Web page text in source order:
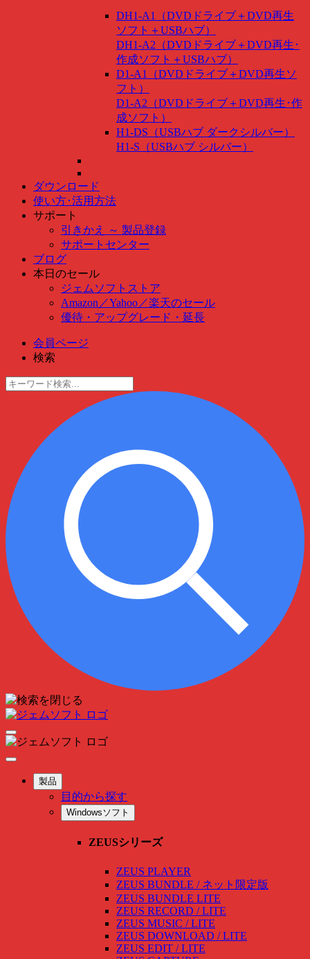
DH1-A1（DVDドライブ＋DVD再生
ソフト＋USBハブ）
DH1-A2（DVDドライブ＋DVD再生･
作成ソフト＋USBハブ）
D1-A1（DVDドライブ＋DVD再生ソ
フト）
D1-A2（DVDドライブ＋DVD再生･作
成ソフト）
H1-DS（USBハブ ダークシルバー）
H1-S（USBハブ シルバー）
ダウンロード
使い方･活用方法
サポート
引きかえ ～ 製品登録
サポートセンター
ブログ
本日のセール
ジェムソフトストア
Amazon ／Yahoo ／楽天のセール
優待・アップグレード・延長
会員ページ
検索
製品
目的から探す
Windowsソフト
ZEUSシリーズ
ZEUS PLAYER
ZEUS BUNDLE / ネット限定版
ZEUS BUNDLE LITE
ZEUS RECORD / LITE
ZEUS MUSIC / LITE
ZEUS DOWNLOAD / LITE
ZEUS EDIT / LITE